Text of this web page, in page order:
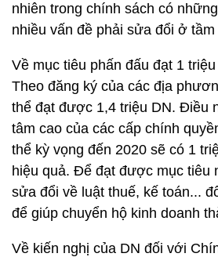
nhiên trong chính sách có
nhiều vấn đề phải sửa đổi ở tầm
Về mục tiêu phấn đấu đạt 1
Theo đăng ký của các địa
thể đạt được 1,4 triệu DN. Điều
tâm cao của các cấp chính
thể kỳ vọng đến 2020 sẽ có 1
hiệu quả. Để đạt được mục tiêu
sửa đổi về luật thuế, kế toán...
để giúp chuyển hộ kinh doanh
Về kiến nghị của DN đối với